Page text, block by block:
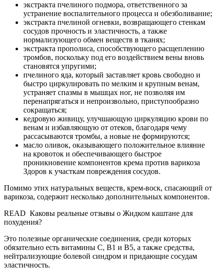
экстракта пчелиного подмора, ответственного за
устранение воспалительного процесса и обезболивание;
экстракта пчелиной огневки, возвращающего стенкам
сосудов прочность и эластичность, а также
нормализующего обмен веществ в тканях;
экстракта прополиса, способствующего расщеплению
тромбов, поскольку под его воздействием вены вновь
становятся упругими;
пчелиного яда, который заставляет кровь свободно и
быстро циркулировать по мелким и крупным венам,
устраняет спазмы в мышцах ног, не позволяя им
перенапрягаться и непроизвольно, приступообразно
сокращаться;
кедровую живицу, улучшающую циркуляцию крови по
венам и избавляющую от отеков, благодаря чему
рассасываются тромбы, а новые не формируются;
масло оливок, оказывающего положительное влияние
на кровоток и обеспечивающего быстрое
проникновение компонентов крема против варикоза
Здоров к участкам повреждения сосудов.
Помимо этих натуральных веществ, крем-воск, спасающий от
варикоза, содержит несколько дополнительных компонентов.
READ Каковы реальные отзывы о Жидком каштане для
похудения?
Это полезные органические соединения, среди которых
обязательно есть витамины C, B1 и B5, а также средства,
нейтрализующие болевой синдром и придающие сосудам
эластичность.